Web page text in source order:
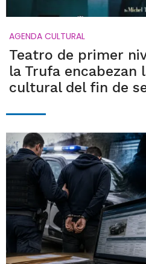
AGENDA CULTURAL
Teatro de primer
la Trufa encabezan
cultural del fin de